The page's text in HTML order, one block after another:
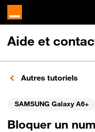
Aide et
Autres tutoriels
SAMSUNG Galaxy A6+
Bloquer un